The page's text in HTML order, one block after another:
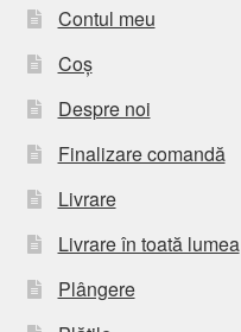
Contul meu
Coș
Despre noi
Finalizare comandă
Livrare
Livrare în toată lumea
Plângere